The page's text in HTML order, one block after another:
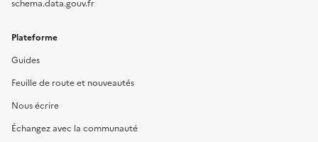
schema.data.gouv.fr
Plateforme
Guides
Feuille de route et nouveautés
Nous écrire
Échangez avec la communauté